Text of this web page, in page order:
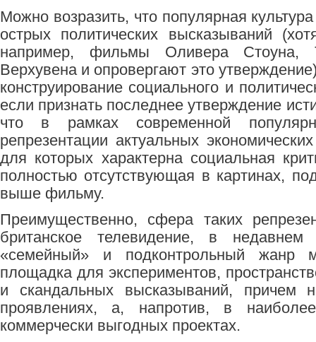
Можно возразить, что популярная
острых политических высказываний
например, фильмы Оливера Стоуна,
Верхувена и опровергают это
конструирование социального и
если признать последнее утверждение
что в рамках современной
репрезентации актуальных
для которых характерна социальная
полностью отсутствующая в картинах,
выше фильму.
Преимущественно, сфера таких
британское телевидение, в
«семейный» и подконтрольный жанр
площадка для экспериментов,
и скандальных высказываний, причем
проявлениях, а, напротив, в
коммерчески выгодных проектах.